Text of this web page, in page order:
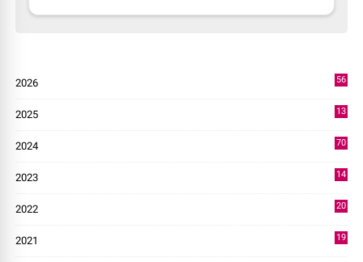
2026
56
2025
13
2024
70
2023
14
2022
20
2021
19